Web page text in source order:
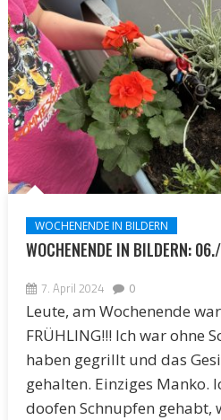
WOCHENENDE IN BILDERN
WOCHENENDE IN BILDERN:
7. April 2024 0
Leute, am Wochenende
FRÜHLING!!! Ich war ohne
haben gegrillt und das
gehalten. Einziges Manko.
doofen Schnupfen gehabt,